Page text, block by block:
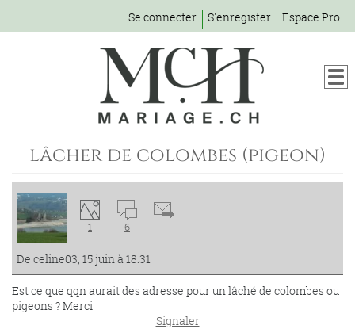
Se connecter S'enregister Espace Pro
lâcher de colombes (pigeon)
1 6
De celine03, 15 juin à 18:31
Est ce que qqn aurait des adresse pour un lâché de colombes ou
pigeons ? Merci
Signaler